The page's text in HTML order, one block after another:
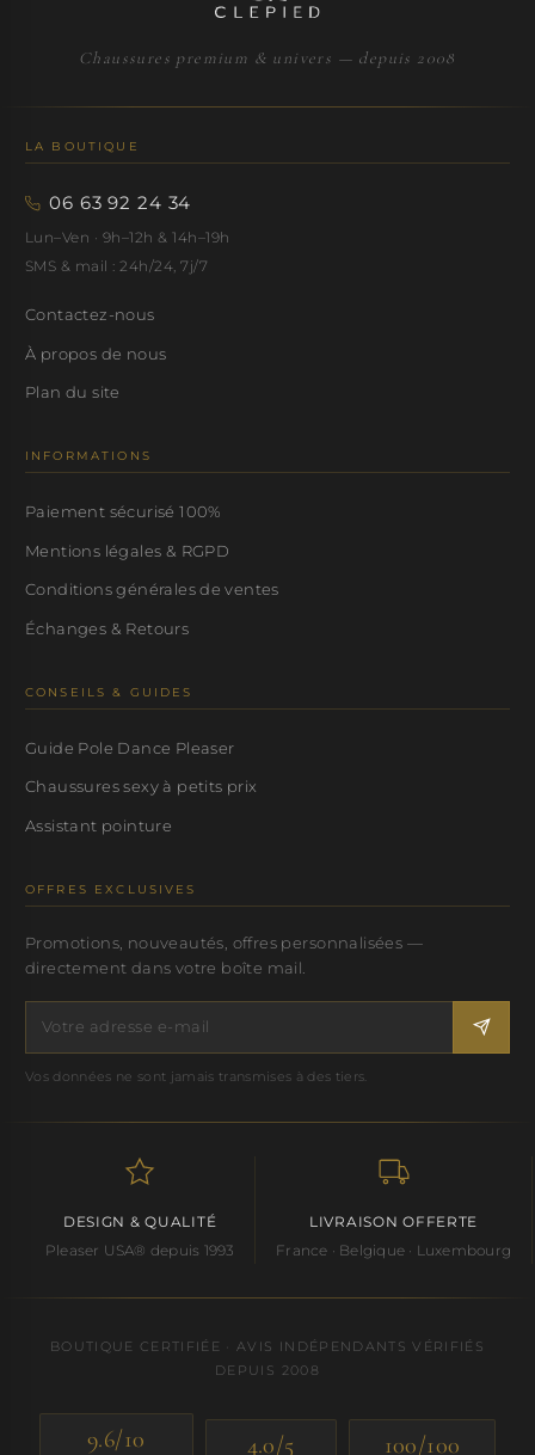
Chaussures premium & univers — depuis 2008
LA BOUTIQUE
06 63 92 24 34
Lun–Ven · 9h–12h & 14h–19h
SMS & mail : 24h/24, 7j/7
Contactez-nous
À propos de nous
Plan du site
INFORMATIONS
Paiement sécurisé 100%
Mentions légales & RGPD
Conditions générales de ventes
Échanges & Retours
CONSEILS & GUIDES
Guide Pole Dance Pleaser
Chaussures sexy à petits prix
Assistant pointure
OFFRES EXCLUSIVES
Promotions, nouveautés, offres personnalisées —
directement dans votre boîte mail.
Vos données ne sont jamais transmises à des tiers.
DESIGN & QUALITÉ
Pleaser USA® depuis 1993
LIVRAISON OFFERTE
France · Belgique · Luxembourg
BOUTIQUE CERTIFIÉE · AVIS INDÉPENDANTS VÉRIFIÉS
DEPUIS 2008
9.6/10 4.0/5 100/100